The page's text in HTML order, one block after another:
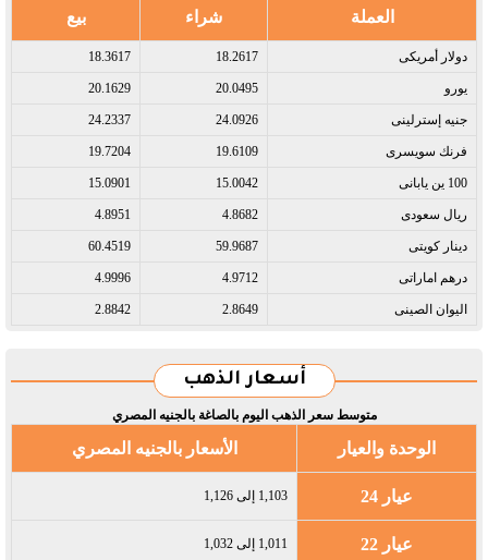
العملة شراء بيع
دولار أمريكى​ 18.2617
18.3617
يورو​ 20.0495
20.1629
جنيه إسترلينى​ 24.0926
24.2337
فرنك سويسرى​ 19.6109
19.7204
100 ين يابانى​ 15.0042
15.0901
ريال سعودى​ 4.8682
4.8951
دينار كويتى​ 59.9687
60.4519
درهم اماراتى​ 4.9712
4.9996
اليوان الصينى​ 2.8649
2.8842
أسعار الذهب
متوسط سعر الذهب اليوم بالصاغة بالجنيه المصري
الوحدة والعيار الأسعار بالجنيه المصري
عيار 24 1,103 إلى 1,126
عيار 22 1,011 إلى 1,032